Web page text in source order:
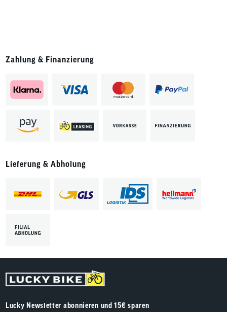
Zahlung & Finanzierung
Lieferung & Abholung
Lucky Newsletter abonnieren und 15€ sparen